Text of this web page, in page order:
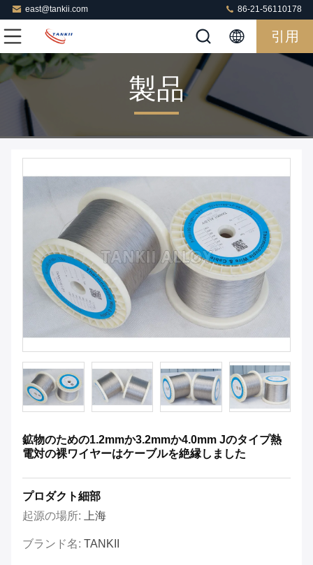
east@tankii.com 86-21-56110178
引用
製品
鉱物のための1.2mmか3.2mmか4.0mm Jのタイプ熱
電対の裸ワイヤーはケーブルを絶縁しました
プロダクト細部
起源の場所: 上海
ブランド名: TANKII